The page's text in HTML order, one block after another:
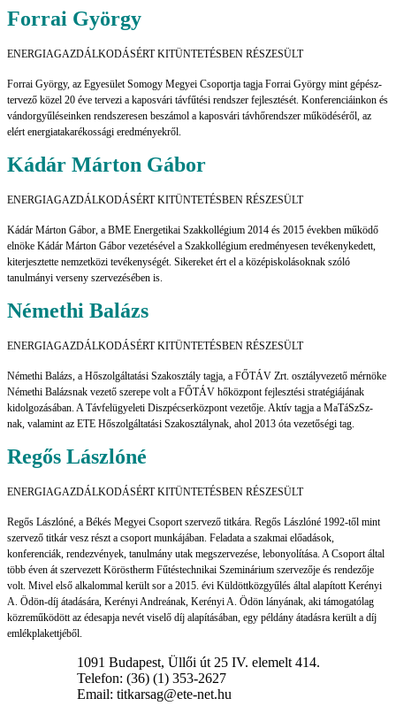
Forrai György
ENERGIAGAZDÁLKODÁSÉRT KITÜNTETÉSBEN RÉSZESÜLT
Forrai György, az Egyesület Somogy Megyei Csoportja tagja Forrai György mint gépész-
tervező közel 20 éve tervezi a kaposvári távfűtési rendszer fejlesztését. Konferenciáinkon és
vándorgyűléseinken rendszeresen beszámol a kaposvári távhőrendszer működéséről, az
elért energiatakarékossági eredményekről.
Kádár Márton Gábor
ENERGIAGAZDÁLKODÁSÉRT KITÜNTETÉSBEN RÉSZESÜLT
Kádár Márton Gábor, a BME Energetikai Szakkollégium 2014 és 2015 években működő
elnöke Kádár Márton Gábor vezetésével a Szakkollégium eredményesen tevékenykedett,
kiterjesztette nemzetközi tevékenységét. Sikereket ért el a középiskolásoknak szóló
tanulmányi verseny szervezésében is.
Némethi Balázs
ENERGIAGAZDÁLKODÁSÉRT KITÜNTETÉSBEN RÉSZESÜLT
Némethi Balázs, a Hőszolgáltatási Szakosztály tagja, a FŐTÁV Zrt. osztályvezető mérnöke
Némethi Balázsnak vezető szerepe volt a FŐTÁV hőközpont fejlesztési stratégiájának
kidolgozásában. A Távfelügyeleti Diszpécserközpont vezetője. Aktív tagja a MaTáSzSz-
nak, valamint az ETE Hőszolgáltatási Szakosztálynak, ahol 2013 óta vezetőségi tag.
Regős Lászlóné
ENERGIAGAZDÁLKODÁSÉRT KITÜNTETÉSBEN RÉSZESÜLT
Regős Lászlóné, a Békés Megyei Csoport szervező titkára. Regős Lászlóné 1992-től mint
szervező titkár vesz részt a csoport munkájában. Feladata a szakmai előadások,
konferenciák, rendezvények, tanulmány utak megszervezése, lebonyolítása. A Csoport által
több éven át szervezett Köröstherm Fűtéstechnikai Szeminárium szervezője és rendezője
volt. Mivel első alkalommal került sor a 2015. évi Küldöttközgyűlés által alapított Kerényi
A. Ödön-díj átadására, Kerényi Andreának, Kerényi A. Ödön lányának, aki támogatólag
közreműködött az édesapja nevét viselő díj alapításában, egy példány átadásra került a díj
emlékplakettjéből.
1091 Budapest, Üllői út 25 IV. elemelt 414.
Telefon: (36) (1) 353-2627
Email: titkarsag@ete-net.hu